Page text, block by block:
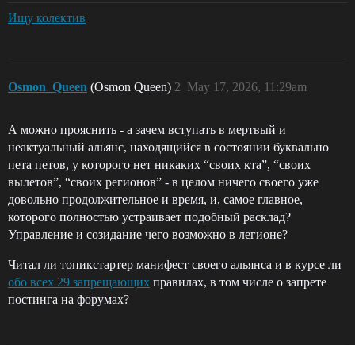
Ищу колектив
Osmon_Queen (Osmon Queen) May 17, 2026, 11:29am
2
А можно прояснить - а зачем вступать в мертвый и
неактуальный альянс, находящийся в состоянии буквально
пета петов, у которого нет никаких “своих кта”, “своих
вылетов”, “своих регионов” - в целом ничего своего уже
довольно продолжительное и время, и, самое главное,
которого полностью устраивает подобный расклад?
Управление и созидание чего возможно в легионе?
Читал ли топикстартер манифест своего альянса и в курсе ли
обо всех 29 запрещающих правилах, в том числе о запрете
постинга на форумах?